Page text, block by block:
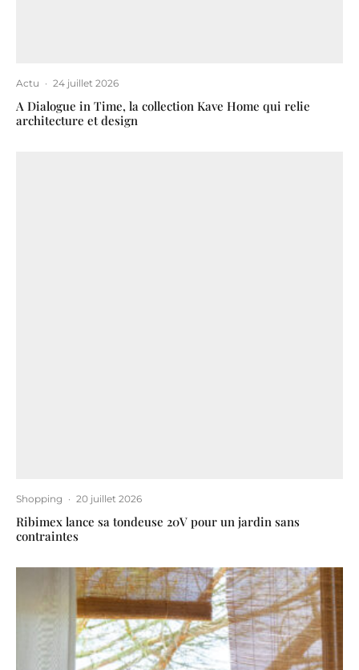
Actu · 24 juillet 2026
A Dialogue in Time, la collection Kave Home qui relie
architecture et design
Shopping · 20 juillet 2026
Ribimex lance sa tondeuse 20V pour un jardin sans
contraintes